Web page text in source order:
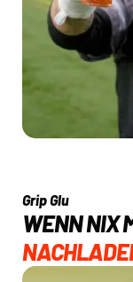
Grip Glu
WENN NIX